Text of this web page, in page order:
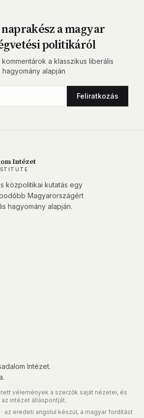
a magyar
politikáról
a klasszikus liberális
hagyomány alapján
Feliratkozás
Intézet
közpolitikai kutatás egy
Magyarországért
hagyomány alapján.
Intézet.
vélemények a szerzők saját nézetei, és
intézet álláspontját.
az eredeti angolul készül, a magyar fordítást